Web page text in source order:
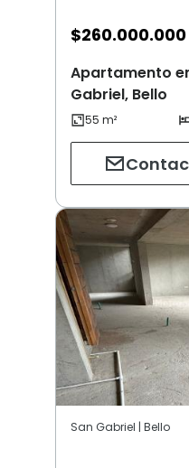
$260.000.000
Apartamento
Gabriel, Bello
San Gabriel | Bello